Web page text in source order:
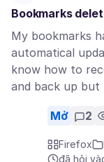
Bookmarks
My bookmarks
automatical
know how to
and back up
Mở 2
Firefox
đã hỏi